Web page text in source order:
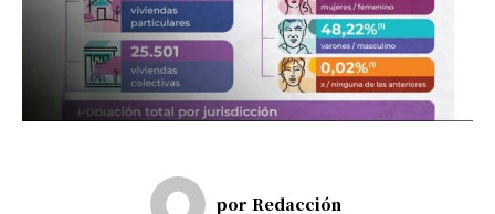
por Redacción